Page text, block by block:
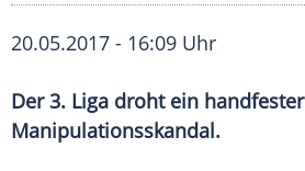
20.05.2017 - 16:09 Uhr
Der 3. Liga droht ein handfester
Manipulationsskandal.